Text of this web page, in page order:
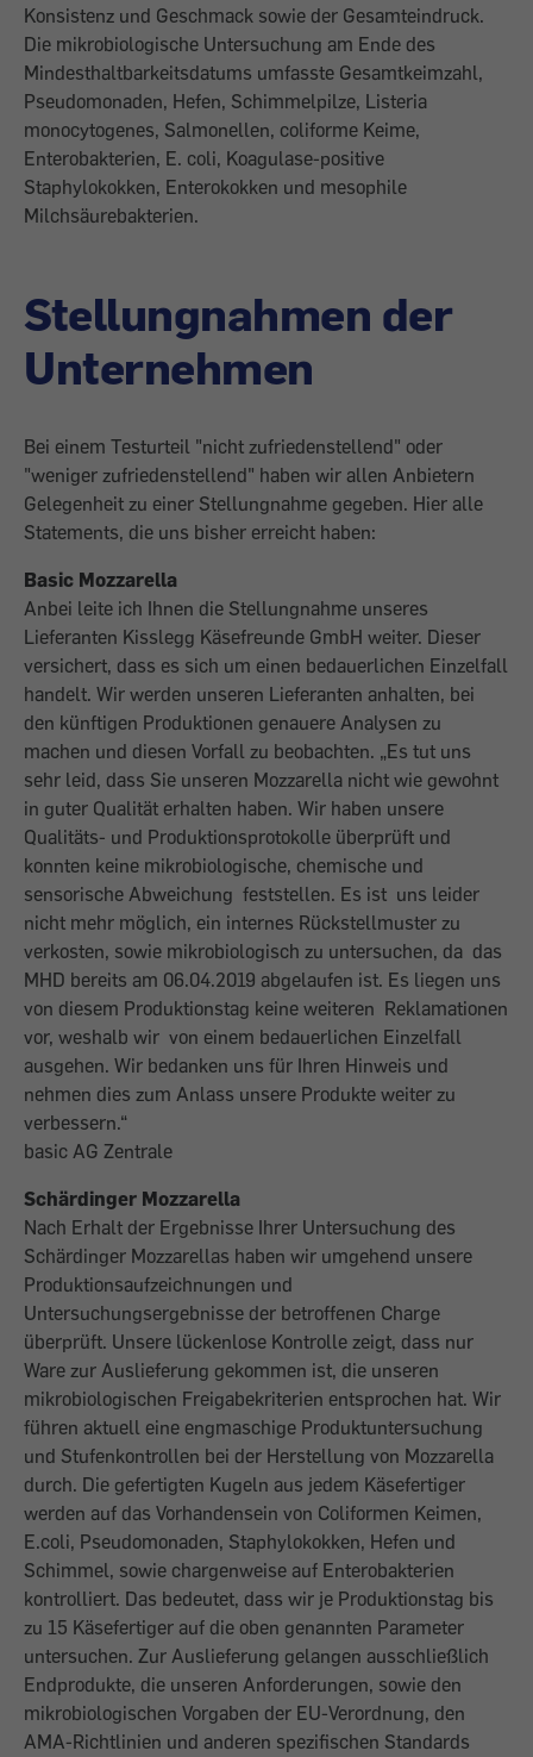
Konsistenz und Geschmack sowie der Gesamteindruck.
Die mikrobiologische Untersuchung am Ende des
Mindesthaltbarkeitsdatums umfasste Gesamtkeimzahl,
Pseudomonaden, Hefen, Schimmelpilze, Listeria
monocytogenes, Salmonellen, coliforme Keime,
Enterobak­terien, E. coli, Koagulase-positive
Staphylokokken, Enterokokken und mesophile
Milchsäurebakterien.
Stellungnahmen der
Unternehmen
Bei einem Testurteil "nicht zufriedenstellend" oder
"weniger zufriedenstellend" haben wir allen Anbietern
Gelegenheit zu einer Stellungnahme gegeben. Hier alle
Statements, die uns bisher erreicht haben:
Basic Mozzarella
Anbei leite ich Ihnen die Stellungnahme unseres
Lieferanten Kisslegg Käsefreunde GmbH weiter. Dieser
versichert, dass es sich um einen bedauerlichen Einzelfall
handelt. Wir werden unseren Lieferanten anhalten, bei
den künftigen Produktionen genauere Analysen zu
machen und diesen Vorfall zu beobachten. „Es tut uns
sehr leid, dass Sie unseren Mozzarella nicht wie gewohnt
in guter Qualität erhalten haben. Wir haben unsere
Qualitäts- und Produktionsprotokolle überprüft und
konnten keine mikrobiologische, chemische und
sensorische Abweichung feststellen. Es ist uns leider
nicht mehr möglich, ein internes Rückstellmuster zu
verkosten, sowie mikrobiologisch zu untersuchen, da das
MHD bereits am 06.04.2019 abgelaufen ist. Es liegen uns
von diesem Produktionstag keine weiteren Reklamationen
vor, weshalb wir von einem bedauerlichen Einzelfall
ausgehen. Wir bedanken uns für Ihren Hinweis und
nehmen dies zum Anlass unsere Produkte weiter zu
verbessern.“
basic AG Zentrale
Schärdinger Mozzarella
Nach Erhalt der Ergebnisse Ihrer Untersuchung des
Schärdinger Mozzarellas haben wir umgehend unsere
Produktionsaufzeichnungen und
Untersuchungsergebnisse der betroffenen Charge
überprüft. Unsere lückenlose Kontrolle zeigt, dass nur
Ware zur Auslieferung gekommen ist, die unseren
mikrobiologischen Freigabekriterien entsprochen hat. Wir
führen aktuell eine engmaschige Produktuntersuchung
und Stufenkontrollen bei der Herstellung von Mozzarella
durch. Die gefertigten Kugeln aus jedem Käsefertiger
werden auf das Vorhandensein von Coliformen Keimen,
E.coli, Pseudomonaden, Staphylokokken, Hefen und
Schimmel, sowie chargenweise auf Enterobakterien
kontrolliert. Das bedeutet, dass wir je Produktionstag bis
zu 15 Käsefertiger auf die oben genannten Parameter
untersuchen. Zur Auslieferung gelangen ausschließlich
Endprodukte, die unseren Anforderungen, sowie den
mikrobiologischen Vorgaben der EU-Verordnung, den
AMA-Richtlinien und anderen spezifischen Standards